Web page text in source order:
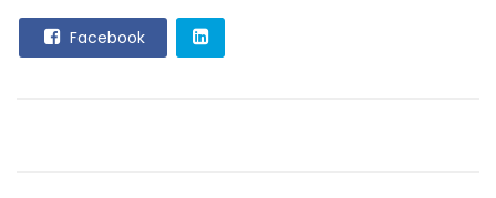
Facebook